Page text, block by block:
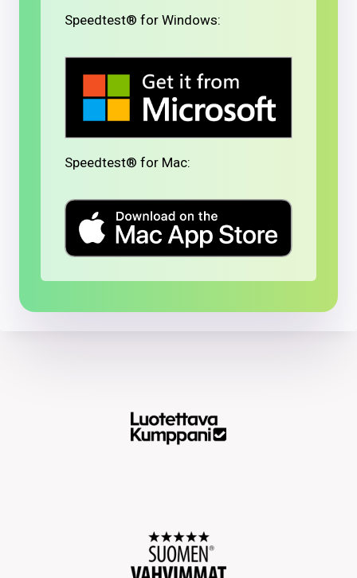
Speedtest® for Windows:
Speedtest® for Mac: